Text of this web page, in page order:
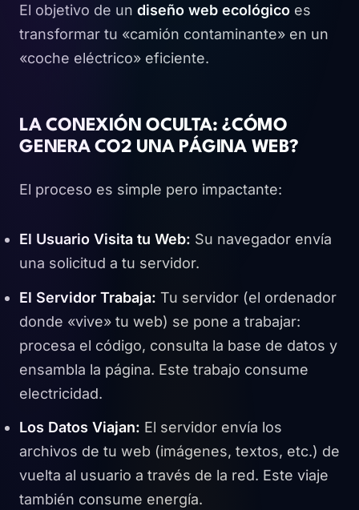
El objetivo de un diseño web ecológico es
transformar tu «camión contaminante» en un
«coche eléctrico» eficiente.
LA CONEXIÓN OCULTA: ¿CÓMO
GENERA CO2 UNA PÁGINA WEB?
El proceso es simple pero impactante:
El Usuario Visita tu Web: Su navegador envía
una solicitud a tu servidor.
El Servidor Trabaja: Tu servidor (el ordenador
donde «vive» tu web) se pone a trabajar:
procesa el código, consulta la base de datos y
ensambla la página. Este trabajo consume
electricidad.
Los Datos Viajan: El servidor envía los
archivos de tu web (imágenes, textos, etc.) de
vuelta al usuario a través de la red. Este viaje
también consume energía.